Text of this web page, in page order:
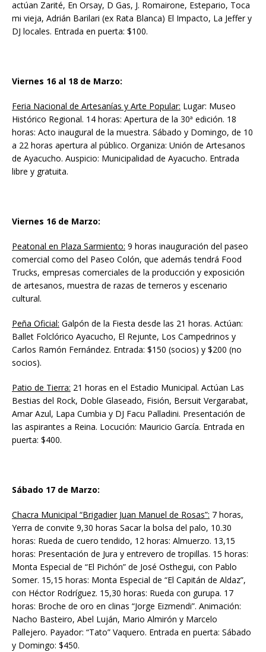
actúan Zarité, En Orsay, D Gas, J. Romairone, Estepario, Toca
mi vieja, Adrián Barilari (ex Rata Blanca) El Impacto, La Jeffer y
DJ locales. Entrada en puerta: $100.
Viernes 16 al 18 de Marzo:
Feria Nacional de Artesanías y Arte Popular: Lugar: Museo
Histórico Regional. 14 horas: Apertura de la 30ª edición. 18
horas: Acto inaugural de la muestra. Sábado y Domingo, de 10
a 22 horas apertura al público. Organiza: Unión de Artesanos
de Ayacucho. Auspicio: Municipalidad de Ayacucho. Entrada
libre y gratuita.
Viernes 16 de Marzo:
Peatonal en Plaza Sarmiento: 9 horas inauguración del paseo
comercial como del Paseo Colón, que además tendrá Food
Trucks, empresas comerciales de la producción y exposición
de artesanos, muestra de razas de terneros y escenario
cultural.
Peña Oficial: Galpón de la Fiesta desde las 21 horas. Actúan:
Ballet Folclórico Ayacucho, El Rejunte, Los Campedrinos y
Carlos Ramón Fernández. Entrada: $150 (socios) y $200 (no
socios).
Patio de Tierra: 21 horas en el Estadio Municipal. Actúan Las
Bestias del Rock, Doble Glaseado, Fisión, Bersuit Vergarabat,
Amar Azul, Lapa Cumbia y DJ Facu Palladini. Presentación de
las aspirantes a Reina. Locución: Mauricio García. Entrada en
puerta: $400.
Sábado 17 de Marzo:
Chacra Municipal “Brigadier Juan Manuel de Rosas”: 7 horas,
Yerra de convite 9,30 horas Sacar la bolsa del palo, 10.30
horas: Rueda de cuero tendido, 12 horas: Almuerzo. 13,15
horas: Presentación de Jura y entrevero de tropillas. 15 horas:
Monta Especial de “El Pichón” de José Osthegui, con Pablo
Somer. 15,15 horas: Monta Especial de “El Capitán de Aldaz”,
con Héctor Rodríguez. 15,30 horas: Rueda con gurupa. 17
horas: Broche de oro en clinas “Jorge Eizmendi”. Animación:
Nacho Basteiro, Abel Luján, Mario Almirón y Marcelo
Pallejero. Payador: “Tato” Vaquero. Entrada en puerta: Sábado
y Domingo: $450.